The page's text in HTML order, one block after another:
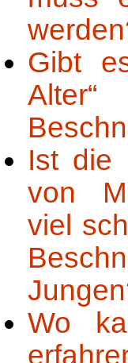
Gibt
Ist die
von
viel
Wo